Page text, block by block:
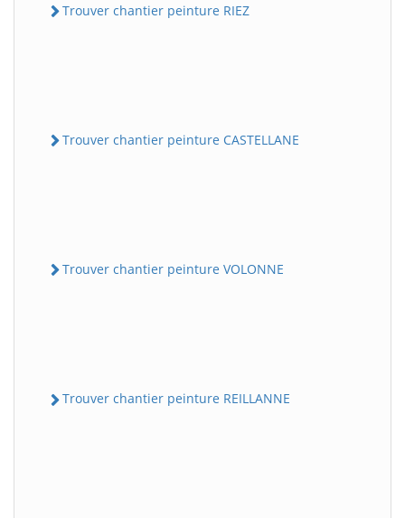
Trouver chantier peinture RIEZ
Trouver chantier peinture CASTELLANE
Trouver chantier peinture VOLONNE
Trouver chantier peinture REILLANNE